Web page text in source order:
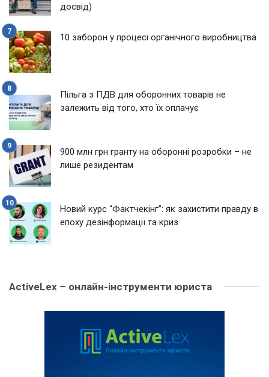
досвід)
10 заборон у процесі органічного виробництва
Пільга з ПДВ для оборонних товарів не
залежить від того, хто їх оплачує
900 млн грн гранту на оборонні розробки – не
лише резидентам
Новий курс “Фактчекінг”: як захистити правду в
епоху дезінформації та криз
ActiveLex – онлайн-інструменти юриста